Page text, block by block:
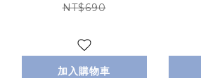
NT$690
加入購物車